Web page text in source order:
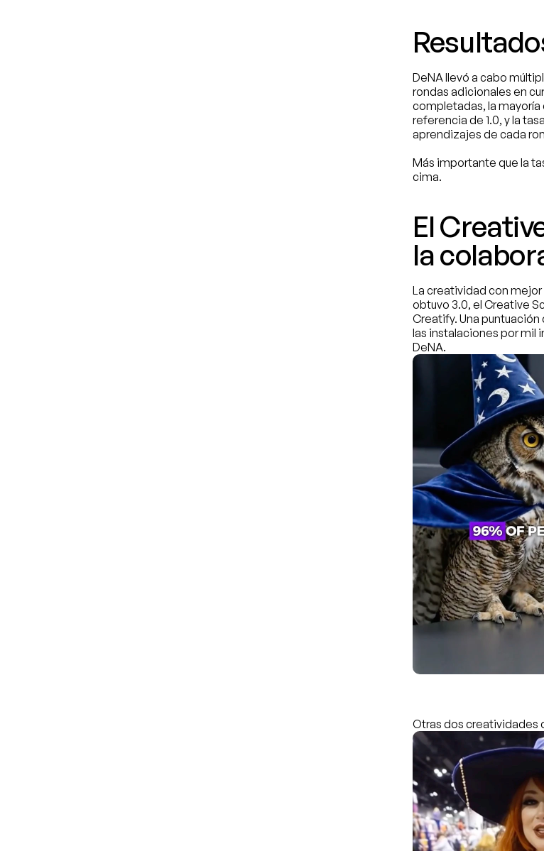
DeNA llevó a cabo
rondas adicionales en
completadas, la
referencia de 1.0, y la
aprendizajes de cada
Más importante que la
cima.
El
la
La creatividad con
obtuvo 3.0, el Creative
Creatify. Una
las instalaciones por mil
DeNA.
Otras dos creatividades